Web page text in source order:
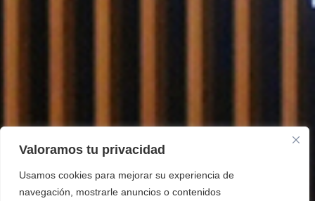
Valoramos tu privacidad
Usamos cookies para mejorar su experiencia de
navegación, mostrarle anuncios o contenidos